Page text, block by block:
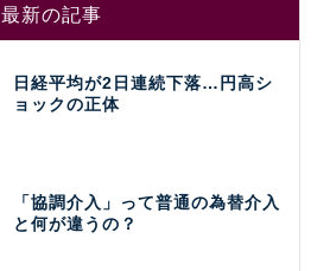
最新の記事
日経平均が2日連続下落…円高シ
ョックの正体
「協調介入」って普通の為替介入
と何が違うの？